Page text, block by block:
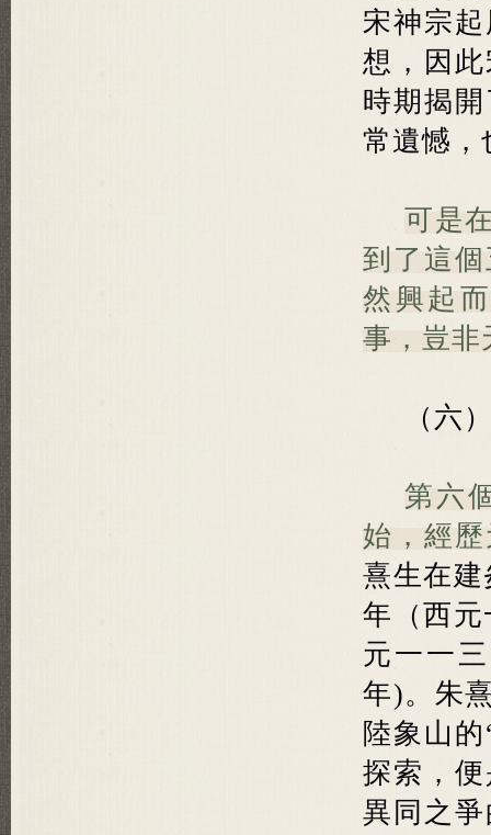
宋神宗
想，因
時期揭
常遺憾，
可是
到了這
然興起
事，豈非
（六
第六
始，經
熹生在
年（西
元一一
年)。朱
陸象山
探索，
異同之